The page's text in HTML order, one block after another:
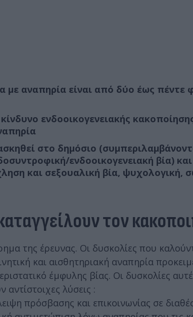
µε αναπηρία είναι από δύο έως
ενδοοικογενειακής
στο δημόσιο
ενδοοικογενειακή βία)
και σεξουαλική βία, ψυχολογική,
τον
της έρευνας. Οι δυσκολίες που
και αισθητηριακή αναπηρία
έµφυλης βίας. Οι δυσκολίες
αντίστοιχες λύσεις :
πρόσβασης και επικοινωνίας σε